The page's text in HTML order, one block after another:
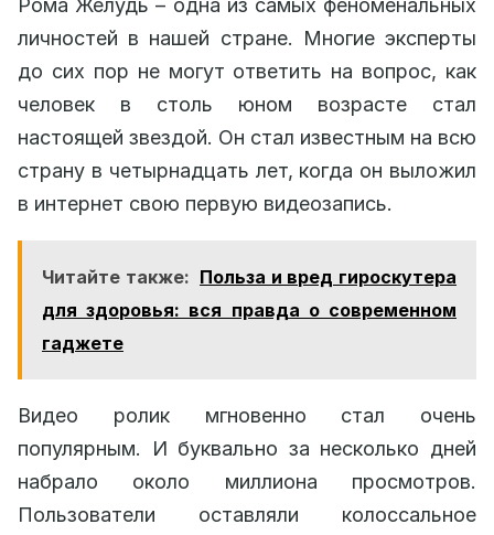
Рома Желудь – одна из самых феноменальных
личностей в нашей стране. Многие эксперты
до сих пор не могут ответить на вопрос, как
человек в столь юном возрасте стал
настоящей звездой. Он стал известным на всю
страну в четырнадцать лет, когда он выложил
в интернет свою первую видеозапись.
Читайте также: Польза и вред гироскутера
для здоровья: вся правда о современном
гаджете
Видео ролик мгновенно стал очень
популярным. И буквально за несколько дней
набрало около миллиона просмотров.
Пользователи оставляли колоссальное